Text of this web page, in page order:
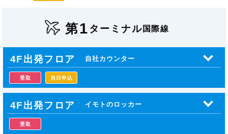
第1 ターミナル 国際線
4F出発フロア 自社カウンター
受取 当日申込
4F出発フロア イモトのロッカー
受取